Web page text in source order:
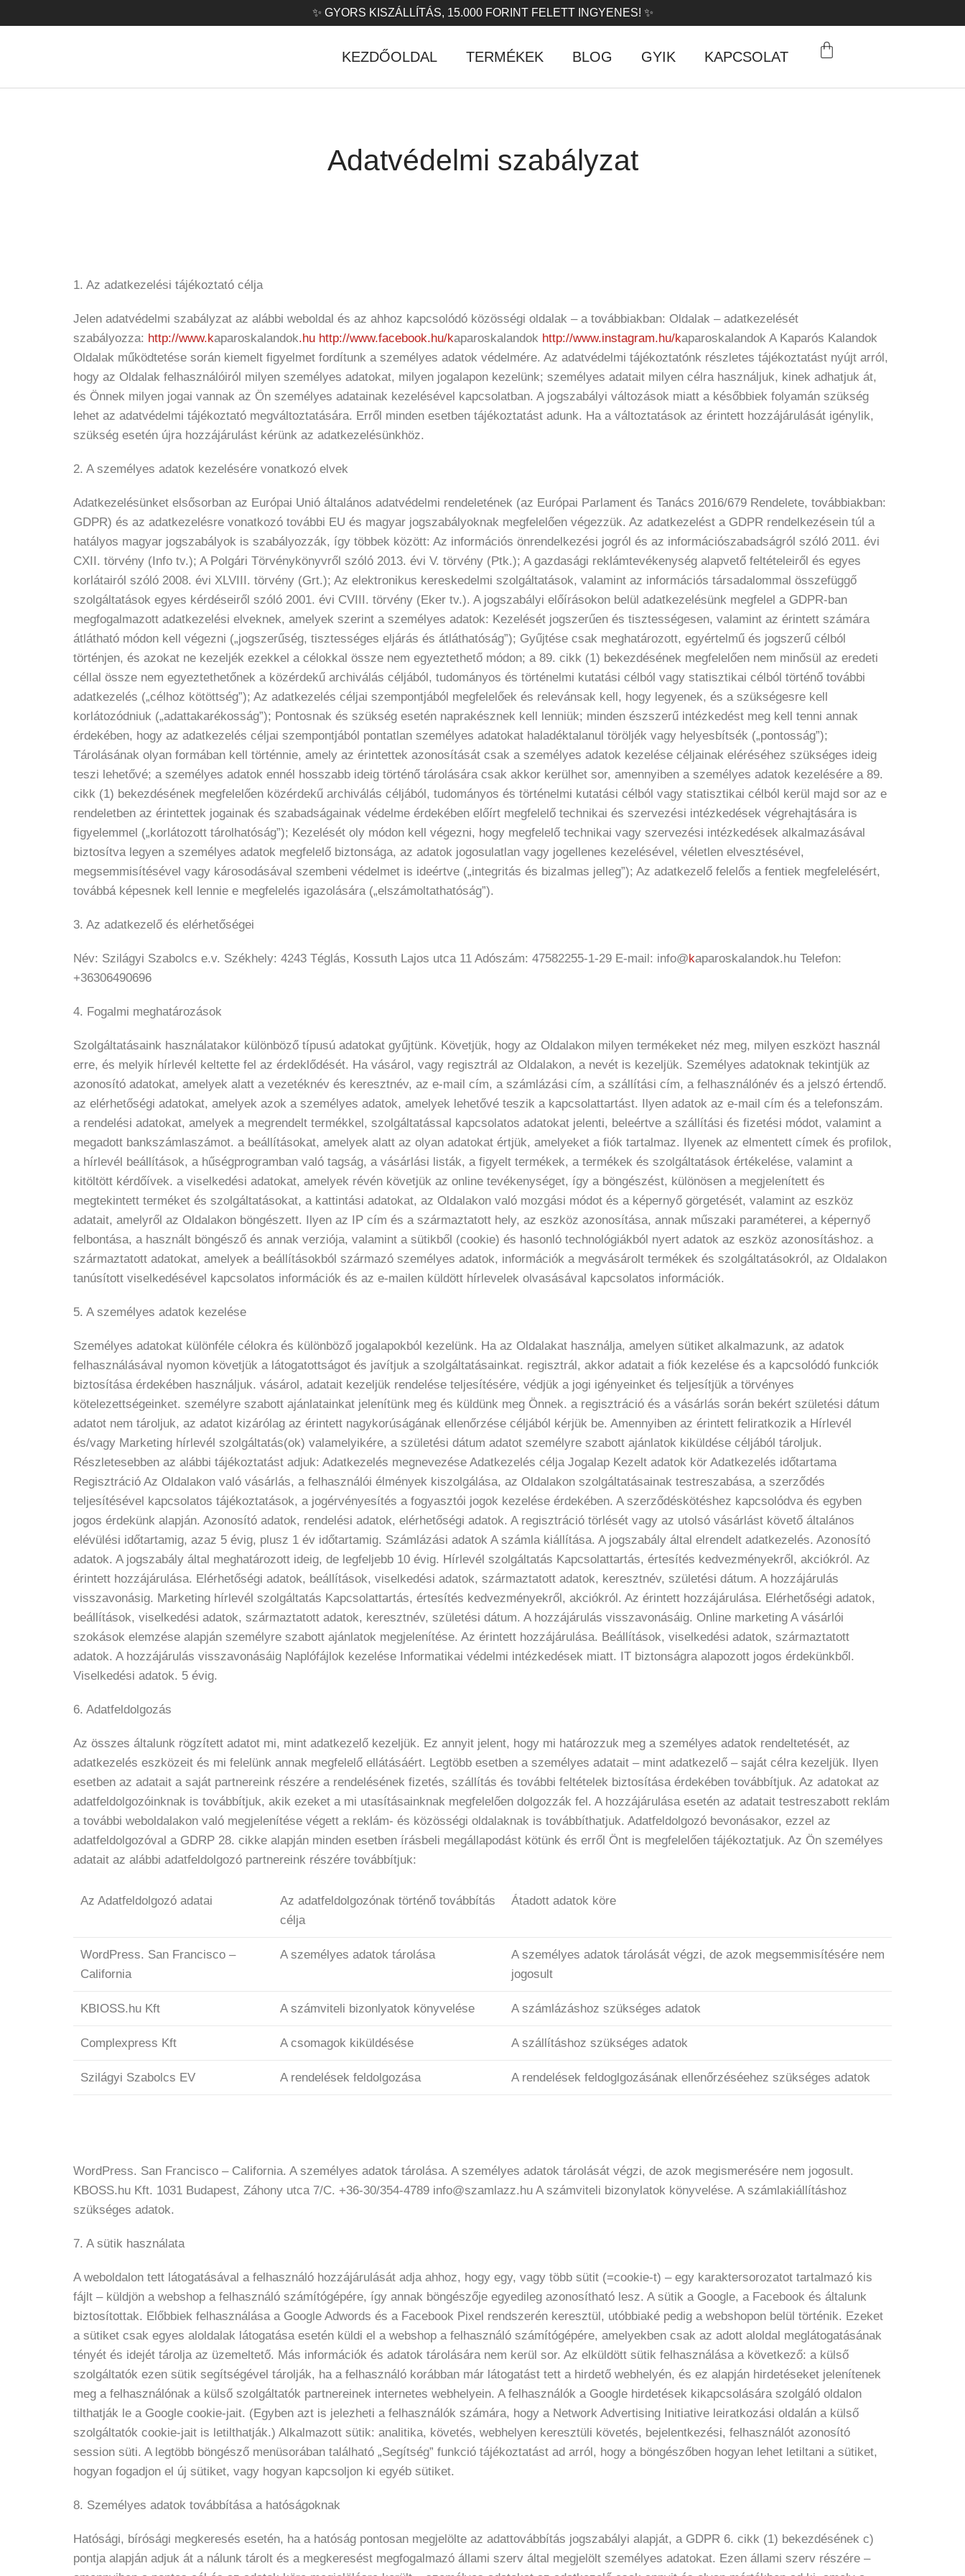
✨ GYORS KISZÁLLÍTÁS, 15.000 FORINT FELETT INGYENES! ✨
KEZDŐOLDAL TERMÉKEK BLOG GYIK KAPCSOLAT
Adatvédelmi szabályzat
1. Az adatkezelési tájékoztató célja
Jelen adatvédelmi szabályzat az alábbi weboldal és az ahhoz kapcsolódó közösségi oldalak – a továbbiakban: Oldalak – adatkezelését
szabályozza: http://www.kaparoskalandok.hu http://www.facebook.hu/kaparoskalandok http://www.instagram.hu/kaparoskalandok A Kaparós Kalandok
Oldalak működtetése során kiemelt figyelmet fordítunk a személyes adatok védelmére. Az adatvédelmi tájékoztatónk részletes tájékoztatást nyújt arról,
hogy az Oldalak felhasználóiról milyen személyes adatokat, milyen jogalapon kezelünk; személyes adatait milyen célra használjuk, kinek adhatjuk át,
és Önnek milyen jogai vannak az Ön személyes adatainak kezelésével kapcsolatban. A jogszabályi változások miatt a későbbiek folyamán szükség
lehet az adatvédelmi tájékoztató megváltoztatására. Erről minden esetben tájékoztatást adunk. Ha a változtatások az érintett hozzájárulását igénylik,
szükség esetén újra hozzájárulást kérünk az adatkezelésünkhöz.
2. A személyes adatok kezelésére vonatkozó elvek
Adatkezelésünket elsősorban az Európai Unió általános adatvédelmi rendeletének (az Európai Parlament és Tanács 2016/679 Rendelete, továbbiakban:
GDPR) és az adatkezelésre vonatkozó további EU és magyar jogszabályoknak megfelelően végezzük. Az adatkezelést a GDPR rendelkezésein túl a
hatályos magyar jogszabályok is szabályozzák, így többek között: Az információs önrendelkezési jogról és az információszabadságról szóló 2011. évi
CXII. törvény (Info tv.); A Polgári Törvénykönyvről szóló 2013. évi V. törvény (Ptk.); A gazdasági reklámtevékenység alapvető feltételeiről és egyes
korlátairól szóló 2008. évi XLVIII. törvény (Grt.); Az elektronikus kereskedelmi szolgáltatások, valamint az információs társadalommal összefüggő
szolgáltatások egyes kérdéseiről szóló 2001. évi CVIII. törvény (Eker tv.). A jogszabályi előírásokon belül adatkezelésünk megfelel a GDPR-ban
megfogalmazott adatkezelési elveknek, amelyek szerint a személyes adatok: Kezelését jogszerűen és tisztességesen, valamint az érintett számára
átlátható módon kell végezni („jogszerűség, tisztességes eljárás és átláthatóság”); Gyűjtése csak meghatározott, egyértelmű és jogszerű célból
történjen, és azokat ne kezeljék ezekkel a célokkal össze nem egyeztethető módon; a 89. cikk (1) bekezdésének megfelelően nem minősül az eredeti
céllal össze nem egyeztethetőnek a közérdekű archiválás céljából, tudományos és történelmi kutatási célból vagy statisztikai célból történő további
adatkezelés („célhoz kötöttség”); Az adatkezelés céljai szempontjából megfelelőek és relevánsak kell, hogy legyenek, és a szükségesre kell
korlátozódniuk („adattakarékosság”); Pontosnak és szükség esetén naprakésznek kell lenniük; minden észszerű intézkedést meg kell tenni annak
érdekében, hogy az adatkezelés céljai szempontjából pontatlan személyes adatokat haladéktalanul töröljék vagy helyesbítsék („pontosság”);
Tárolásának olyan formában kell történnie, amely az érintettek azonosítását csak a személyes adatok kezelése céljainak eléréséhez szükséges ideig
teszi lehetővé; a személyes adatok ennél hosszabb ideig történő tárolására csak akkor kerülhet sor, amennyiben a személyes adatok kezelésére a 89.
cikk (1) bekezdésének megfelelően közérdekű archiválás céljából, tudományos és történelmi kutatási célból vagy statisztikai célból kerül majd sor az e
rendeletben az érintettek jogainak és szabadságainak védelme érdekében előírt megfelelő technikai és szervezési intézkedések végrehajtására is
figyelemmel („korlátozott tárolhatóság”); Kezelését oly módon kell végezni, hogy megfelelő technikai vagy szervezési intézkedések alkalmazásával
biztosítva legyen a személyes adatok megfelelő biztonsága, az adatok jogosulatlan vagy jogellenes kezelésével, véletlen elvesztésével,
megsemmisítésével vagy károsodásával szembeni védelmet is ideértve („integritás és bizalmas jelleg”); Az adatkezelő felelős a fentiek megfelelésért,
továbbá képesnek kell lennie e megfelelés igazolására („elszámoltathatóság”).
3. Az adatkezelő és elérhetőségei
Név: Szilágyi Szabolcs e.v. Székhely: 4243 Téglás, Kossuth Lajos utca 11 Adószám: 47582255-1-29 E-mail: info@kaparoskalandok.hu Telefon:
+36306490696
4. Fogalmi meghatározások
Szolgáltatásaink használatakor különböző típusú adatokat gyűjtünk. Követjük, hogy az Oldalakon milyen termékeket néz meg, milyen eszközt használ
erre, és melyik hírlevél keltette fel az érdeklődését. Ha vásárol, vagy regisztrál az Oldalakon, a nevét is kezeljük. Személyes adatoknak tekintjük az
azonosító adatokat, amelyek alatt a vezetéknév és keresztnév, az e-mail cím, a számlázási cím, a szállítási cím, a felhasználónév és a jelszó értendő.
az elérhetőségi adatokat, amelyek azok a személyes adatok, amelyek lehetővé teszik a kapcsolattartást. Ilyen adatok az e-mail cím és a telefonszám.
a rendelési adatokat, amelyek a megrendelt termékkel, szolgáltatással kapcsolatos adatokat jelenti, beleértve a szállítási és fizetési módot, valamint a
megadott bankszámlaszámot. a beállításokat, amelyek alatt az olyan adatokat értjük, amelyeket a fiók tartalmaz. Ilyenek az elmentett címek és profilok,
a hírlevél beállítások, a hűségprogramban való tagság, a vásárlási listák, a figyelt termékek, a termékek és szolgáltatások értékelése, valamint a
kitöltött kérdőívek. a viselkedési adatokat, amelyek révén követjük az online tevékenységet, így a böngészést, különösen a megjelenített és
megtekintett terméket és szolgáltatásokat, a kattintási adatokat, az Oldalakon való mozgási módot és a képernyő görgetését, valamint az eszköz
adatait, amelyről az Oldalakon böngészett. Ilyen az IP cím és a származtatott hely, az eszköz azonosítása, annak műszaki paraméterei, a képernyő
felbontása, a használt böngésző és annak verziója, valamint a sütikből (cookie) és hasonló technológiákból nyert adatok az eszköz azonosításhoz. a
származtatott adatokat, amelyek a beállításokból származó személyes adatok, információk a megvásárolt termékek és szolgáltatásokról, az Oldalakon
tanúsított viselkedésével kapcsolatos információk és az e-mailen küldött hírlevelek olvasásával kapcsolatos információk.
5. A személyes adatok kezelése
Személyes adatokat különféle célokra és különböző jogalapokból kezelünk. Ha az Oldalakat használja, amelyen sütiket alkalmazunk, az adatok
felhasználásával nyomon követjük a látogatottságot és javítjuk a szolgáltatásainkat. regisztrál, akkor adatait a fiók kezelése és a kapcsolódó funkciók
biztosítása érdekében használjuk. vásárol, adatait kezeljük rendelése teljesítésére, védjük a jogi igényeinket és teljesítjük a törvényes
kötelezettségeinket. személyre szabott ajánlatainkat jelenítünk meg és küldünk meg Önnek. a regisztráció és a vásárlás során bekért születési dátum
adatot nem tároljuk, az adatot kizárólag az érintett nagykorúságának ellenőrzése céljából kérjük be. Amennyiben az érintett feliratkozik a Hírlevél
és/vagy Marketing hírlevél szolgáltatás(ok) valamelyikére, a születési dátum adatot személyre szabott ajánlatok kiküldése céljából tároljuk.
Részletesebben az alábbi tájékoztatást adjuk: Adatkezelés megnevezése Adatkezelés célja Jogalap Kezelt adatok kör Adatkezelés időtartama
Regisztráció Az Oldalakon való vásárlás, a felhasználói élmények kiszolgálása, az Oldalakon szolgáltatásainak testreszabása, a szerződés
teljesítésével kapcsolatos tájékoztatások, a jogérvényesítés a fogyasztói jogok kezelése érdekében. A szerződéskötéshez kapcsolódva és egyben
jogos érdekünk alapján. Azonosító adatok, rendelési adatok, elérhetőségi adatok. A regisztráció törlését vagy az utolsó vásárlást követő általános
elévülési időtartamig, azaz 5 évig, plusz 1 év időtartamig. Számlázási adatok A számla kiállítása. A jogszabály által elrendelt adatkezelés. Azonosító
adatok. A jogszabály által meghatározott ideig, de legfeljebb 10 évig. Hírlevél szolgáltatás Kapcsolattartás, értesítés kedvezményekről, akciókról. Az
érintett hozzájárulása. Elérhetőségi adatok, beállítások, viselkedési adatok, származtatott adatok, keresztnév, születési dátum. A hozzájárulás
visszavonásig. Marketing hírlevél szolgáltatás Kapcsolattartás, értesítés kedvezményekről, akciókról. Az érintett hozzájárulása. Elérhetőségi adatok,
beállítások, viselkedési adatok, származtatott adatok, keresztnév, születési dátum. A hozzájárulás visszavonásáig. Online marketing A vásárlói
szokások elemzése alapján személyre szabott ajánlatok megjelenítése. Az érintett hozzájárulása. Beállítások, viselkedési adatok, származtatott
adatok. A hozzájárulás visszavonásáig Naplófájlok kezelése Informatikai védelmi intézkedések miatt. IT biztonságra alapozott jogos érdekünkből.
Viselkedési adatok. 5 évig.
6. Adatfeldolgozás
Az összes általunk rögzített adatot mi, mint adatkezelő kezeljük. Ez annyit jelent, hogy mi határozzuk meg a személyes adatok rendeltetését, az
adatkezelés eszközeit és mi felelünk annak megfelelő ellátásáért. Legtöbb esetben a személyes adatait – mint adatkezelő – saját célra kezeljük. Ilyen
esetben az adatait a saját partnereink részére a rendelésének fizetés, szállítás és további feltételek biztosítása érdekében továbbítjuk. Az adatokat az
adatfeldolgozóinknak is továbbítjuk, akik ezeket a mi utasításainknak megfelelően dolgozzák fel. A hozzájárulása esetén az adatait testreszabott reklám
a további weboldalakon való megjelenítése végett a reklám- és közösségi oldalaknak is továbbíthatjuk. Adatfeldolgozó bevonásakor, ezzel az
adatfeldolgozóval a GDRP 28. cikke alapján minden esetben írásbeli megállapodást kötünk és erről Önt is megfelelően tájékoztatjuk. Az Ön személyes
adatait az alábbi adatfeldolgozó partnereink részére továbbítjuk:
Az Adatfeldolgozó adatai
Az adatfeldolgozónak történő továbbítás
célja
Átadott adatok köre
WordPress. San Francisco –
California
A személyes adatok tárolása
A személyes adatok tárolását végzi, de azok megsemmisítésére nem
jogosult
KBIOSS.hu Kft A számviteli bizonlyatok könyvelése A számlázáshoz szükséges adatok
Complexpress Kft A csomagok kiküldésése A szállításhoz szükséges adatok
Szilágyi Szabolcs EV A rendelések feldolgozása A rendelések feldoglgozásának ellenőrzéséehez szükséges adatok
WordPress. San Francisco – California. A személyes adatok tárolása. A személyes adatok tárolását végzi, de azok megismerésére nem jogosult.
KBOSS.hu Kft. 1031 Budapest, Záhony utca 7/C. +36-30/354-4789 info@szamlazz.hu A számviteli bizonylatok könyvelése. A számlakiállításhoz
szükséges adatok.
7. A sütik használata
A weboldalon tett látogatásával a felhasználó hozzájárulását adja ahhoz, hogy egy, vagy több sütit (=cookie-t) – egy karaktersorozatot tartalmazó kis
fájlt – küldjön a webshop a felhasználó számítógépére, így annak böngészője egyedileg azonosítható lesz. A sütik a Google, a Facebook és általunk
biztosítottak. Előbbiek felhasználása a Google Adwords és a Facebook Pixel rendszerén keresztül, utóbbiaké pedig a webshopon belül történik. Ezeket
a sütiket csak egyes aloldalak látogatása esetén küldi el a webshop a felhasználó számítógépére, amelyekben csak az adott aloldal meglátogatásának
tényét és idejét tárolja az üzemeltető. Más információk és adatok tárolására nem kerül sor. Az elküldött sütik felhasználása a következő: a külső
szolgáltatók ezen sütik segítségével tárolják, ha a felhasználó korábban már látogatást tett a hirdető webhelyén, és ez alapján hirdetéseket jelenítenek
meg a felhasználónak a külső szolgáltatók partnereinek internetes webhelyein. A felhasználók a Google hirdetések kikapcsolására szolgáló oldalon
tilthatják le a Google cookie-jait. (Egyben azt is jelezheti a felhasználók számára, hogy a Network Advertising Initiative leiratkozási oldalán a külső
szolgáltatók cookie-jait is letilthatják.) Alkalmazott sütik: analitika, követés, webhelyen keresztüli követés, bejelentkezési, felhasználót azonosító
session süti. A legtöbb böngésző menüsorában található „Segítség” funkció tájékoztatást ad arról, hogy a böngészőben hogyan lehet letiltani a sütiket,
hogyan fogadjon el új sütiket, vagy hogyan kapcsoljon ki egyéb sütiket.
8. Személyes adatok továbbítása a hatóságoknak
Hatósági, bírósági megkeresés esetén, ha a hatóság pontosan megjelölte az adattovábbítás jogszabályi alapját, a GDPR 6. cikk (1) bekezdésének c)
pontja alapján adjuk át a nálunk tárolt és a megkeresést megfogalmazó állami szerv által megjelölt személyes adatokat. Ezen állami szerv részére –